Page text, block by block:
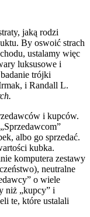
jaką rodzi
By oswoić strach
ustalamy więc
luksusowe i
trójki
i Randall L.
i kupców.
albo go sprzedać.
kubka.
komputera zestawy
neutralne
o wiele
niż „kupcy” i
te, które ustalali